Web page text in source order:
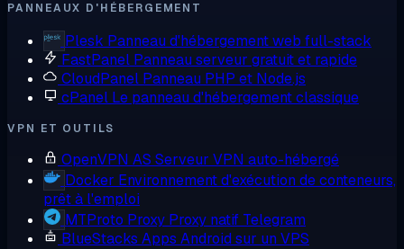
PANNEAUX D'HÉBERGEMENT
Plesk Panneau d'hébergement web full-stack
FastPanel Panneau serveur gratuit et rapide
CloudPanel Panneau PHP et Node.js
cPanel Le panneau d'hébergement classique
VPN ET OUTILS
OpenVPN AS Serveur VPN auto-hébergé
Docker Environnement d'exécution de conteneurs,
prêt à l'emploi
MTProto Proxy Proxy natif Telegram
BlueStacks Apps Android sur un VPS